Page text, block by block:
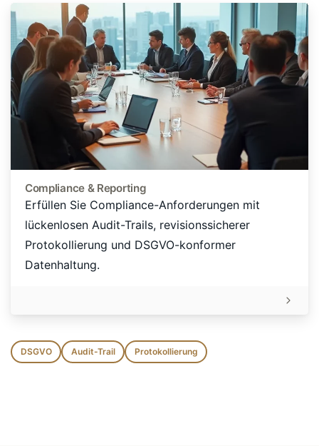
Compliance & Reporting
Erfüllen Sie Compliance-Anforderungen mit
lückenlosen Audit-Trails, revisionssicherer
Protokollierung und DSGVO-konformer
Datenhaltung.
DSGVO Audit-Trail Protokollierung